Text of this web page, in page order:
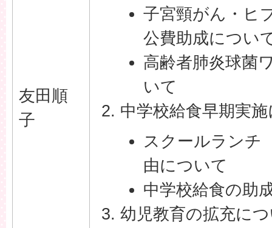
友田順
子
子宮頸がん・ヒ
公費助成につい
高齢者肺炎球菌
いて
中学校給食早期実
スクールランチ
由について
中学校給食の助
幼児教育の拡充に